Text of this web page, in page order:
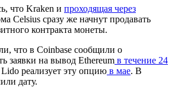
что Kraken и проходящая через
Celsius сразу же начнут продавать
контракта монеты.
что в Coinbase сообщили о
заявки на вывод Ethereum в течение 24
Lido реализует эту опцию в мае. В
дату.